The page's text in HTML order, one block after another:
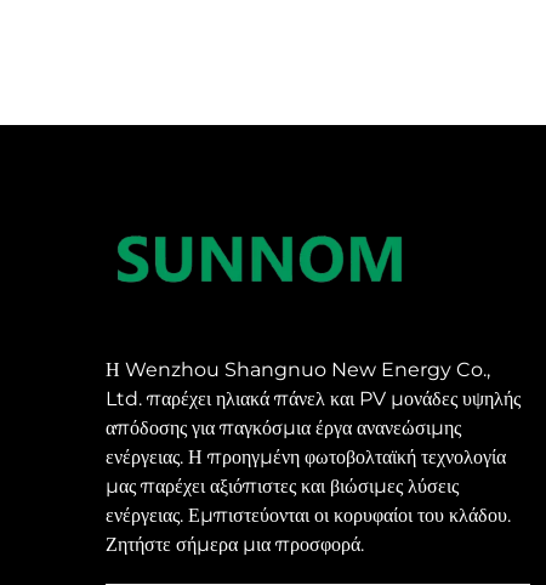
Η Wenzhou Shangnuo New Energy Co.,
Ltd. παρέχει ηλιακά πάνελ και PV μονάδες υψηλής
απόδοσης για παγκόσμια έργα ανανεώσιμης
ενέργειας. Η προηγμένη φωτοβολταϊκή τεχνολογία
μας παρέχει αξιόπιστες και βιώσιμες λύσεις
ενέργειας. Εμπιστεύονται οι κορυφαίοι του κλάδου.
Ζητήστε σήμερα μια προσφορά.